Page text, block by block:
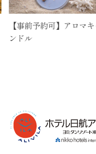
前予約可】アロマキャ
ル